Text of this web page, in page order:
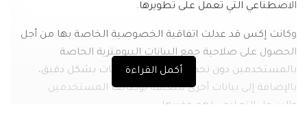
الاصطناعي التي تعمل على تطويرها.
وكانت إكس قد عدلت اتفاقية الخصوصية الخاصة بها من أجل
الحصول على صلاحية جمع البيانات البيومترية الخاصة
بالمستخدمين دون تحديد ماهية تلك البيانات بشكل دقيق،
بالإضافة إلى بيانات أخرى متعلقة بوظائف المستخدمين
والسجل التعليمي لهم وغيرها.
أكمل القراءة